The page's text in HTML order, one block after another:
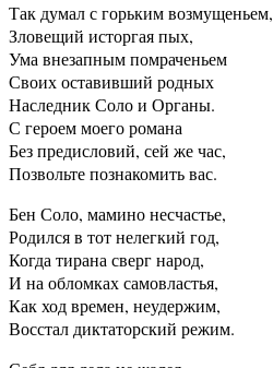
Так думал с горьким возмущеньем,
Зловещий исторгая пых,
Ума внезапным помраченьем
Своих оставивший родных
Наследник Соло и Органы.
С героем моего романа
Без предисловий, сей же час,
Позвольте познакомить вас.
Бен Соло, мамино несчастье,
Родился в тот нелегкий год,
Когда тирана сверг народ,
И на обломках самовластья,
Как ход времен, неудержим,
Восстал диктаторский режим.